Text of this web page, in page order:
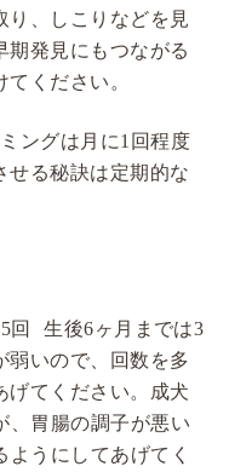
り、しこりなどを見
期発見にもつながる
ください。
ングは月に1回程度
せる秘訣は定期的な
回 生後6ヶ月までは3
弱いので、回数を多
げてください。成犬
、胃腸の調子が悪い
うにしてあげてく